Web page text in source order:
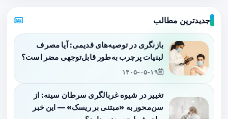
جدیدترین مطالب
بازنگری در توصیه‌های قدیمی: آیا مصرف
لبنیات پرچرب به‌طور قابل‌توجهی مضر است؟
۱۴۰۵-۰۵-۱۹
تغییر در شیوه غربالگری سرطان سینه: از
سن‌محور به «مبتنی بر ریسک» — این خبر